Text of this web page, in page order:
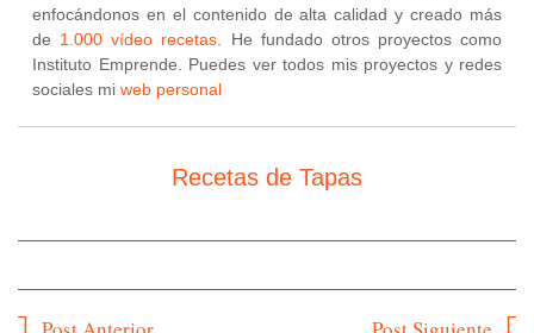
enfocándonos en el contenido de alta calidad y creado más
de 1.000 vídeo recetas . He fundado otros proyectos como
Instituto Emprende. Puedes ver todos mis proyectos y redes
sociales mi web personal
Recetas de Tapas